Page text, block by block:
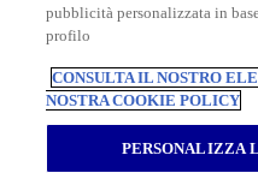
Inter Partner Assistance S.A.
Tel.06/42118.1 Sede legale
sociale € 180.702.613,00
pubblicità personalizzata in
profilo
CONSULTA IL NOSTRO
NOSTRA COOKIE POLICY
PERSONALIZZA